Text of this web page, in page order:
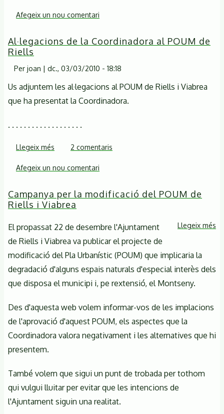
de
de
de
Riells
Afegeix un nou comentari
Al·legacions de la Coordinadora al POUM de
Riells
Per joan | dc., 03/03/2010 - 18:18
Us adjuntem les al·legacions al POUM de Riells i Viabrea
que ha presentat la Coordinadora.
. . . . . . . . . . . . . . . . . . .
Llegeix més sobre
de
Coordinadora
al
POUM
2 comentaris
Afegeix un nou comentari
Campanya per la modificació del POUM de
Riells i Viabrea
Llegeix més
El propassat 22 de desembre l'Ajuntament
de Riells i Viabrea va publicar el projecte de
modificació del Pla Urbanístic (POUM) que implicaria la
degradació d'alguns espais naturals d'especial interès dels
que disposa el municipi i, pe rextensió, el Montseny.
Des d'aquesta web volem informar-vos de les implacions
de l'aprovació d'aquest POUM, els aspectes que la
Coordinadora valora negativament i les alternatives que hi
presentem.
També volem que sigui un punt de trobada per tothom
qui vulgui lluitar per evitar que les intencions de
l'Ajuntament siguin una realitat.